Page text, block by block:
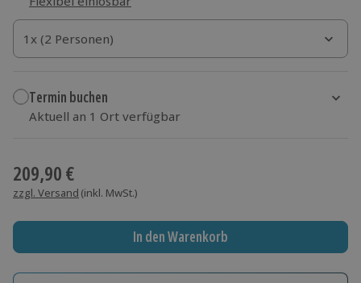
1x (2 Personen)
1x (2 Personen)
1x (2 Personen)
Termin buchen
Aktuell an 1 Ort verfügbar
209,90 €
zzgl. Versand (inkl. MwSt.)
In den Warenkorb